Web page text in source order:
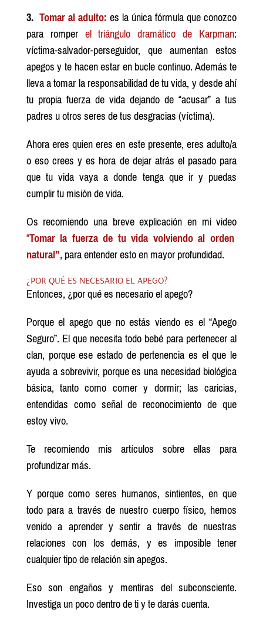
3. Tomar al adulto:es la única fórmula que conozco
para romper el triángulo dramático de Karpman:
víctima-salvador-perseguidor, que aumentan estos
apegos y te hacen estar en bucle continuo. Además te
lleva a tomar la responsabilidad de tu vida, y desde ahí
tu propia fuerza de vida dejando de “acusar” a tus
padres u otros seres de tus desgracias (víctima).
Ahora eres quien eres en este presente, eres adulto/a
o eso crees y es hora de dejar atrás el pasado para
que tu vida vaya a donde tenga que ir y puedas
cumplir tu misión de vida.
Os recomiendo una breve explicación en mi video
“Tomar la fuerza de tu vida volviendo al orden
natural”, para entender esto en mayor profundidad.
¿POR QUÉ ES NECESARIO EL APEGO?
Entonces, ¿por qué es necesario el apego?
Porque el apego que no estás viendo es el “Apego
Seguro”. El que necesita todo bebé para pertenecer al
clan, porque ese estado de pertenencia es el que le
ayuda a sobrevivir, porque es una necesidad biológica
básica, tanto como comer y dormir; las caricias,
entendidas como señal de reconocimiento de que
estoy vivo.
Te recomiendo mis artículos sobre ellas para
profundizar más.
Y porque como seres humanos, sintientes, en que
todo para a través de nuestro cuerpo físico, hemos
venido a aprender y sentir a través de nuestras
relaciones con los demás, y es imposible tener
cualquier tipo de relación sin apegos.
Eso son engaños y mentiras del subconsciente.
Investiga un poco dentro de ti y te darás cuenta.